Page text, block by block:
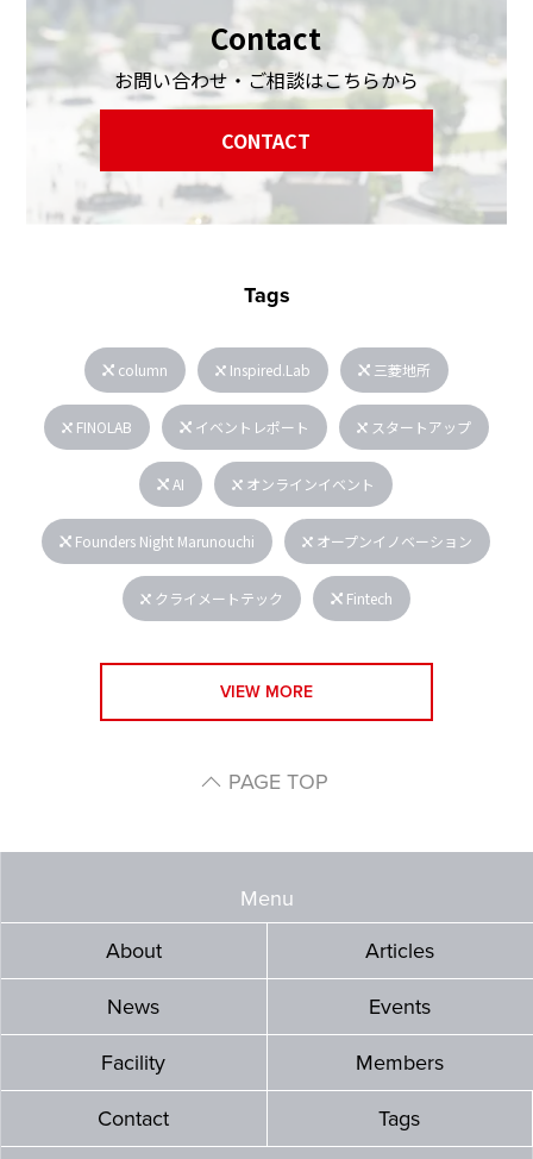
Contact
お問い合わせ・ご相談はこちらから
CONTACT
Tags
column Inspired.Lab 三菱地所
FINOLAB イベントレポート スタートアップ
AI オンラインイベント
Founders Night Marunouchi オープンイノベーション
クライメートテック Fintech
VIEW MORE
PAGE TOP
Menu
About
Articles
News Events
Facility Members
Contact Tags